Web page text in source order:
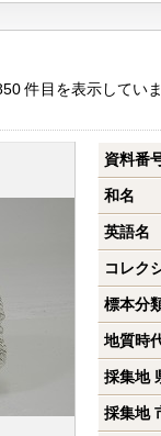
件目を表示してい
資料番
和名
英語名
コレク
標本分
地質時
採集地
採集地